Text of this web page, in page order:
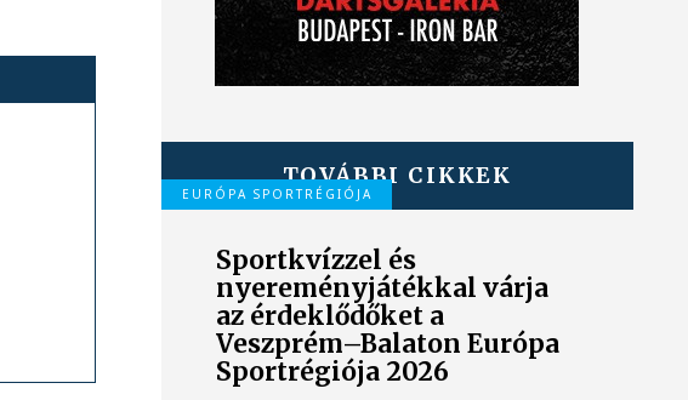
TOVÁBBI CIKKEK
EURÓPA SPORTRÉGIÓJA
Sportkvízzel és
nyereményjátékkal várja
az érdeklődőket a
Veszprém–Balaton Európa
Sportrégiója 2026